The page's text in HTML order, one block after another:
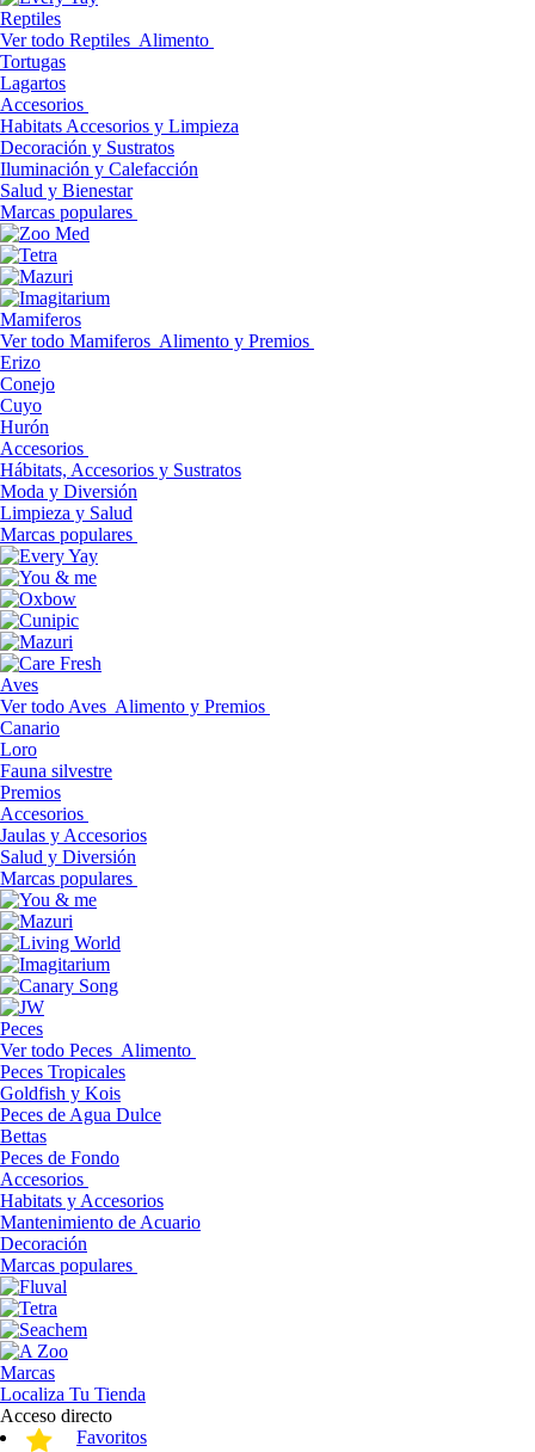
Reptiles
Ver todo Reptiles Alimento
Tortugas
Lagartos
Accesorios
Habitats Accesorios y Limpieza
Decoración y Sustratos
Iluminación y Calefacción
Salud y Bienestar
Marcas populares
Mamiferos
Ver todo Mamiferos Alimento y Premios
Erizo
Conejo
Cuyo
Hurón
Accesorios
Hábitats, Accesorios y Sustratos
Moda y Diversión
Limpieza y Salud
Marcas populares
Aves
Ver todo Aves Alimento y Premios
Canario
Loro
Fauna silvestre
Premios
Accesorios
Jaulas y Accesorios
Salud y Diversión
Marcas populares
Peces
Ver todo Peces Alimento
Peces Tropicales
Goldfish y Kois
Peces de Agua Dulce
Bettas
Peces de Fondo
Accesorios
Habitats y Accesorios
Mantenimiento de Acuario
Decoración
Marcas populares
Marcas
Localiza Tu Tienda
Acceso directo
Favoritos